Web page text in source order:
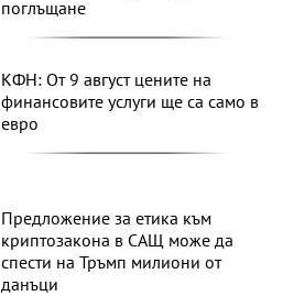
поглъщане
КФН: От 9 август цените на
финансовите услуги ще са само в
евро
Предложение за етика към
криптозакона в САЩ може да
спести на Тръмп милиони от
данъци